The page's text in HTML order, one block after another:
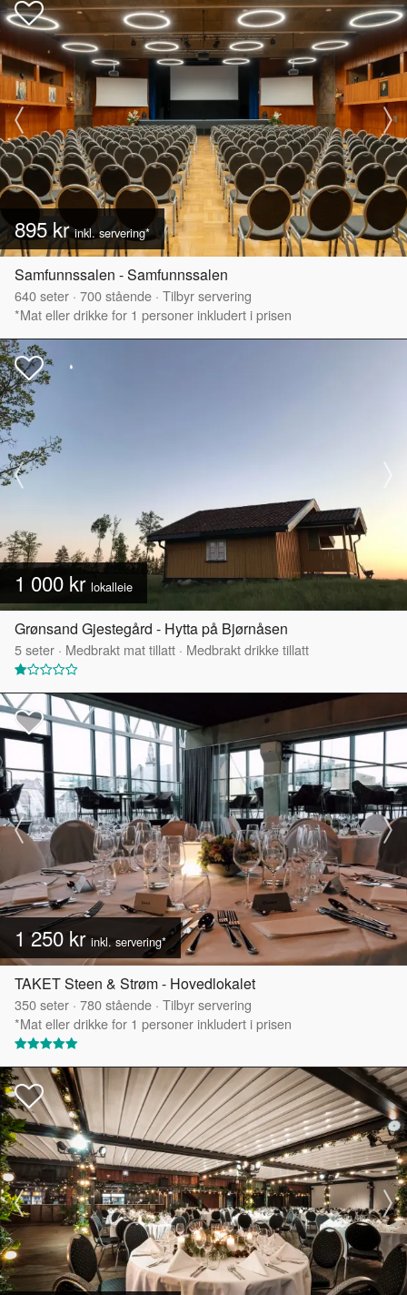
895 krinkl. servering*
Samfunnssalen - Samfunnssalen
640seter · 700stående · Tilbyr servering
*Mat eller drikke for 1 personer inkludert i prisen
1 000 kr lokalleie
Grønsand Gjestegård - Hytta på Bjørnåsen
5seter · Medbrakt mat tillatt · Medbrakt drikke tillatt
1 250 kr inkl. servering*
TAKET Steen & Strøm - Hovedlokalet
350seter · 780stående · Tilbyr servering
*Mat eller drikke for 1 personer inkludert i prisen